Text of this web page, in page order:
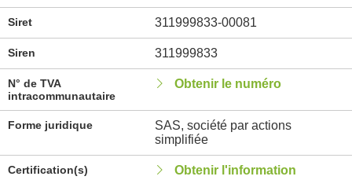
Siret 311999833-00081
Siren 311999833
N° de TVA
intracommunautaire
Obtenir le numéro
Forme juridique
SAS, société par actions
simplifiée
Certification(s) Obtenir l'information